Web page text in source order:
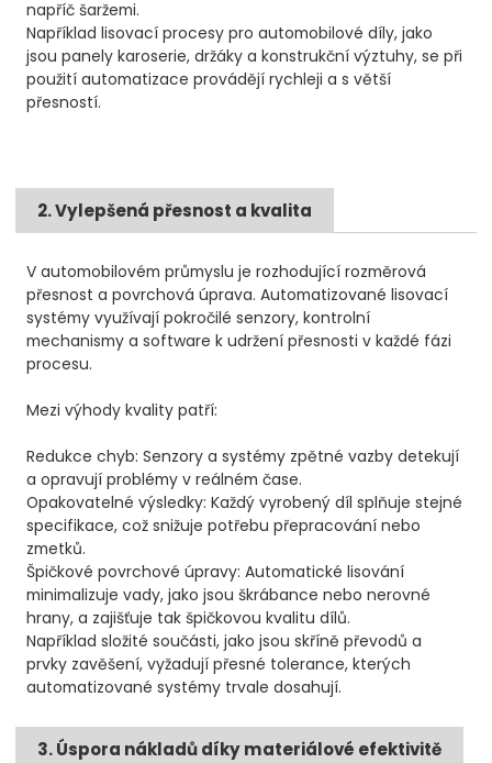
napříč šaržemi.
Například lisovací procesy pro automobilové díly, jako
jsou panely karoserie, držáky a konstrukční výztuhy, se při
použití automatizace provádějí rychleji a s větší
přesností.
2. Vylepšená přesnost a kvalita
V automobilovém průmyslu je rozhodující rozměrová
přesnost a povrchová úprava. Automatizované lisovací
systémy využívají pokročilé senzory, kontrolní
mechanismy a software k udržení přesnosti v každé fázi
procesu.
Mezi výhody kvality patří:
Redukce chyb: Senzory a systémy zpětné vazby detekují
a opravují problémy v reálném čase.
Opakovatelné výsledky: Každý vyrobený díl splňuje stejné
specifikace, což snižuje potřebu přepracování nebo
zmetků.
Špičkové povrchové úpravy: Automatické lisování
minimalizuje vady, jako jsou škrábance nebo nerovné
hrany, a zajišťuje tak špičkovou kvalitu dílů.
Například složité součásti, jako jsou skříně převodů a
prvky zavěšení, vyžadují přesné tolerance, kterých
automatizované systémy trvale dosahují.
3. Úspora nákladů díky materiálové efektivitě